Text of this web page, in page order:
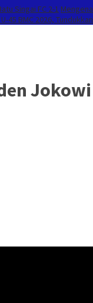
Singai FC 2-1
45 BMC 2026, Tundukkan